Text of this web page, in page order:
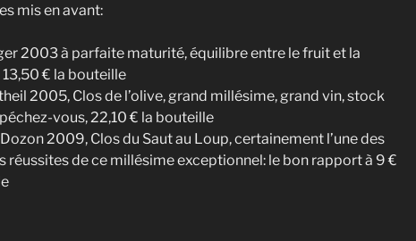
mis en avant:
2003 à parfaite maturité, équilibre entre le fruit et la
€ la bouteille
2005, Clos de l’olive, grand millésime, grand vin, stock
vous, 22,10 € la bouteille
2009, Clos du Saut au Loup, certainement l’une des
réussites de ce millésime exceptionnel: le bon rapport à 9 €